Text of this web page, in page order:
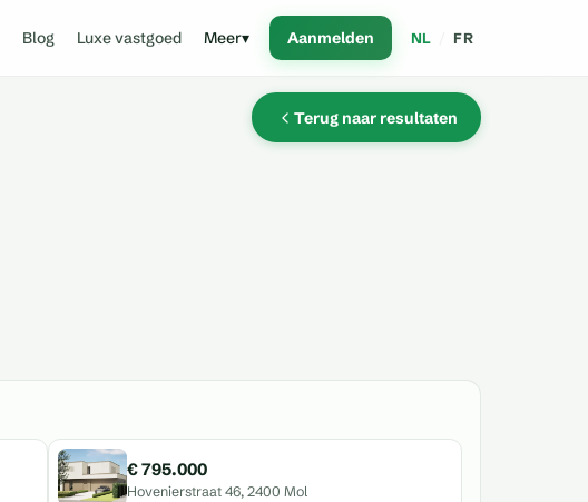
Blog Luxe vastgoed Meer▾ Aanmelden NL FR
Terug naar resultaten
€ 795.000
Hovenierstraat 46, 2400 Mol